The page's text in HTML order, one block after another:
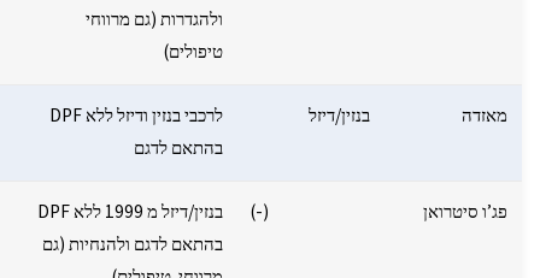
ולהגדרות (גם מרווחי
טיפולים)
מאזדה בנזין/דיזל
לרכבי בנזין ודיזל ללא DPF
בהתאם לדגם
פג’ו סיטרואן (-)
בנזין/דיזל מ 1999 ללא DPF
בהתאם לדגם ולהנחיות (גם